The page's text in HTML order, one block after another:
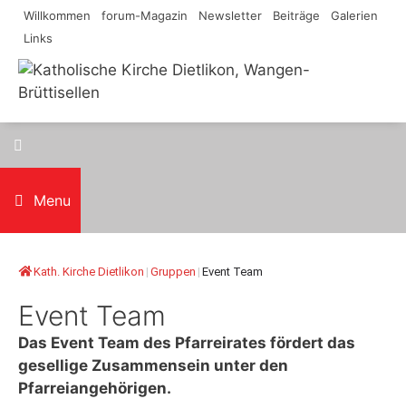
Springe
zum
Inhalt
Willkommen forum-Magazin Newsletter Beiträge
Galerien
Links
Menu
Kath. Kirche Dietlikon | Gruppen | Event Team
Event Team
Das Event Team des Pfarreirates fördert das
gesellige Zusammensein unter den
Pfarreiangehörigen.